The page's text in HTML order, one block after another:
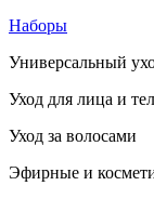
Наборы
Универсальный
Уход для лица и
Уход за волосами
Эфирные и